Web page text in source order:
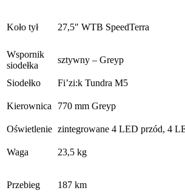
Koło tył 27,5″ WTB SpeedTerra
Wspornik
siodełka
sztywny – Greyp
Siodełko Fi’zi:k Tundra M5
Kierownica 770 mm Greyp
Oświetlenie zintegrowane 4 LED przód, 4
Waga 23,5 kg
Przebieg 187 km